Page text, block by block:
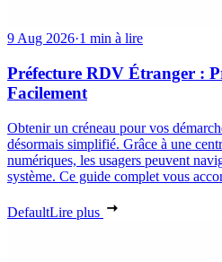
9 Aug 2026·1 min à lire
Préfecture RDV Étranger :
Facilement
Obtenir un créneau pour vos
désormais simplifié. Grâce à une
numériques, les usagers peuvent
système. Ce guide complet vous
DefaultLire plus